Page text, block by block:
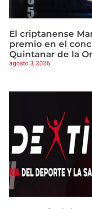
El criptanense
premio en el
Quintanar de la
agosto 3, 2026